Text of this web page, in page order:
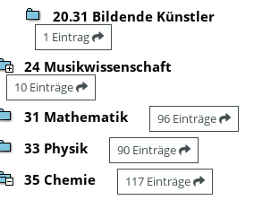
20.31 Bildende Künstler
1 Eintrag
24 Musikwissenschaft
10 Einträge
31 Mathematik 96 Einträge
33 Physik 90 Einträge
35 Chemie 117 Einträge